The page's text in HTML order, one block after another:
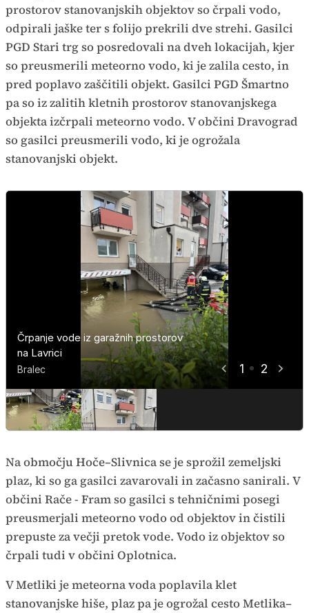
prostorov stanovanjskih objektov so črpali vodo,
odpirali jaške ter s folijo prekrili dve strehi. Gasilci
PGD Stari trg so posredovali na dveh lokacijah, kjer
so preusmerili meteorno vodo, ki je zalila cesto, in
pred poplavo zaščitili objekt. Gasilci PGD Šmartno
pa so iz zalitih kletnih prostorov stanovanjskega
objekta izčrpali meteorno vodo. V občini Dravograd
so gasilci preusmerili vodo, ki je ogrožala
stanovanjski objekt.
1 2
Črpanje vode iz garažnih prostorov
na Lavrici
Bralec
Črpanje vode iz garažnih prostorov
na Lavrici
Bralec
Na območju Hoče–Slivnica se je sprožil zemeljski
plaz, ki so ga gasilci zavarovali in začasno sanirali. V
občini Rače - Fram so gasilci s tehničnimi posegi
preusmerjali meteorno vodo od objektov in čistili
prepuste za večji pretok vode. Vodo iz objektov so
črpali tudi v občini Oplotnica.
V Metliki je meteorna voda poplavila klet
stanovanjske hiše, plaz pa je ogrožal cesto Metlika–